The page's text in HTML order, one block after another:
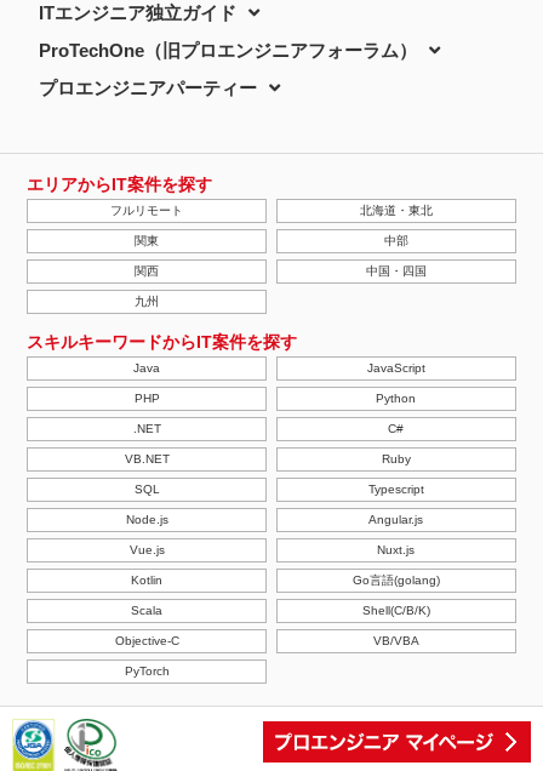
ITエンジニア独立ガイド
ProTechOne（旧プロエンジニアフォーラム）
プロエンジニアパーティー
エリアからIT案件を探す
フルリモート 北海道・東北
関東 中部
関西 中国・四国
九州
スキルキーワードからIT案件を探す
Java JavaScript
PHP Python
.NET C#
VB.NET Ruby
SQL Typescript
Node.js Angular.js
Vue.js Nuxt.js
Kotlin Go言語(golang)
Scala Shell(C/B/K)
Objective-C VB/VBA
PyTorch